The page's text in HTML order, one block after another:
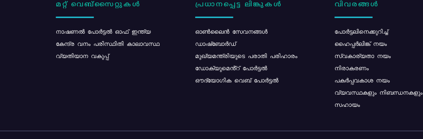
മറ്റ് വെബ്സൈറ്റുകൾ
നാഷണൽ പോർട്ടൽ ഓഫ് ഇന്ത്യ
കേന്ദ്ര വനം പരിസ്ഥിതി കാലാവസ്ഥ
വ്യതിയാന വകുപ്പ്
പ്രധാനപ്പെട്ട ലിങ്കുകൾ
ഓൺലൈൻ സേവനങ്ങൾ
ഡാഷ്ബോർഡ്
മുഖ്യമന്ത്രിയുടെ പരാതി പരിഹാരം
ഡോക്യുമെൻ്റ് പോർട്ടൽ
ഔദ്യോഗിക വെബ് പോർട്ടൽ
വിവരങ്ങൾ
പോര്‍ട്ടലിനെക്കുറിച്ച്
ഹൈപ്പർലിങ്ക് നയം
സ്വകാര്യതാ നയം
നിരാകരണം
പകർപ്പവകാശ നയം
വ്യവസ്ഥകളും നിബന്ധനകളും
സഹായം